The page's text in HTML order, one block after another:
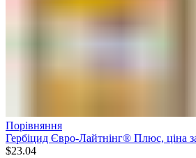
Порівняння
Гербіцид Євро-Лайтнінг® Плюс, ціна
$23.04